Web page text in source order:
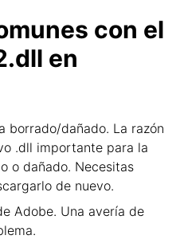
con el
en
borrado/dañado. La razón
.dll importante para la
o dañado. Necesitas
de nuevo.
Adobe. Una avería de